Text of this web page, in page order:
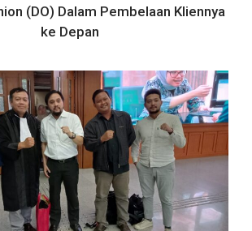
(DO) Dalam Pembelaan Kliennya
ke Depan